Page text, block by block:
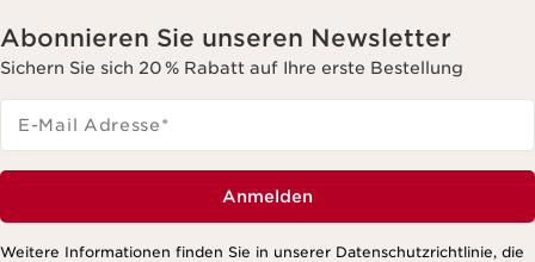
Abonnieren Sie unseren Newsletter
Sichern Sie sich 20 % Rabatt auf Ihre erste Bestellung
E-Mail Adresse*
Anmelden
Weitere Informationen finden Sie in unserer Datenschutzrichtlinie, die